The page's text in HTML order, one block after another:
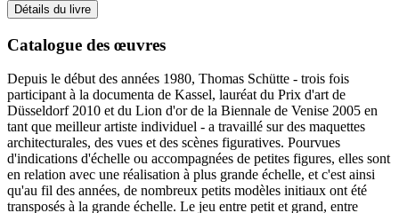
Détails du livre
Catalogue des œuvres
Depuis le début des années 1980, Thomas Schütte - trois fois
participant à la documenta de Kassel, lauréat du Prix d'art de
Düsseldorf 2010 et du Lion d'or de la Biennale de Venise 2005 en
tant que meilleur artiste individuel - a travaillé sur des maquettes
architecturales, des vues et des scènes figuratives. Pourvues
d'indications d'échelle ou accompagnées de petites figures, elles sont
en relation avec une réalisation à plus grande échelle, et c'est ainsi
qu'au fil des années, de nombreux petits modèles initiaux ont été
transposés à la grande échelle. Le jeu entre petit et grand, entre